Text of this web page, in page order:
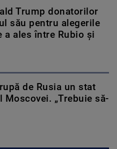
Trump donatorilor
său pentru alegerile
a ales între Rubio și
de Rusia un stat
„Trebuie să-